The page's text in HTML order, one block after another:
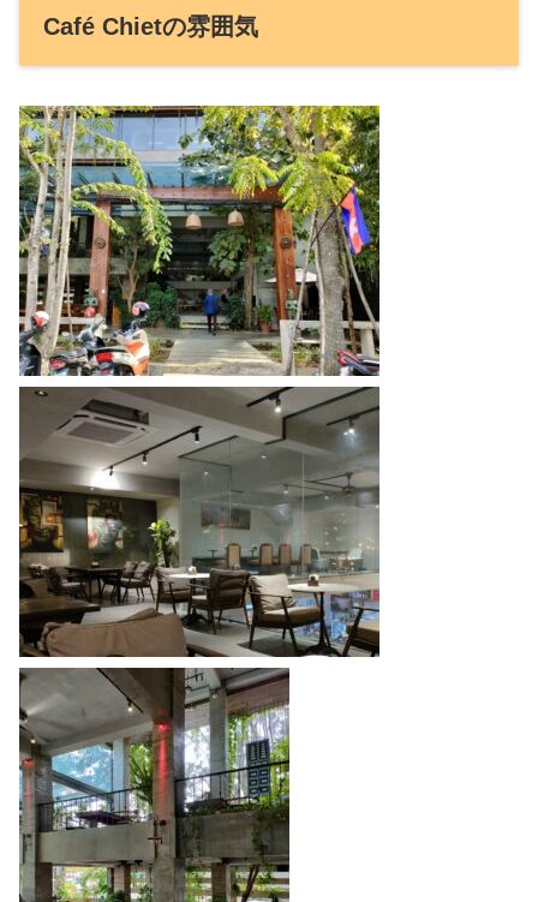
Café Chietの雰囲気